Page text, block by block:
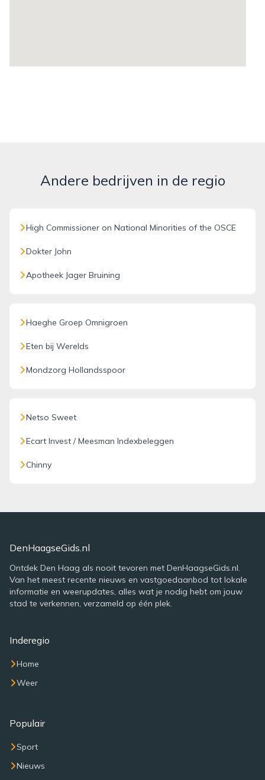
Andere bedrijven in de regio
High Commissioner on National Minorities of the OSCE
Dokter John
Apotheek Jager Bruining
Haeghe Groep Omnigroen
Eten bij Werelds
Mondzorg Hollandsspoor
Netso Sweet
Ecart Invest / Meesman Indexbeleggen
Chinny
DenHaagseGids.nl
Ontdek Den Haag als nooit tevoren met DenHaagseGids.nl.
Van het meest recente nieuws en vastgoedaanbod tot lokale
informatie en weerupdates, alles wat je nodig hebt om jouw
stad te verkennen, verzameld op één plek.
Inderegio
Home
Weer
Populair
Sport
Nieuws